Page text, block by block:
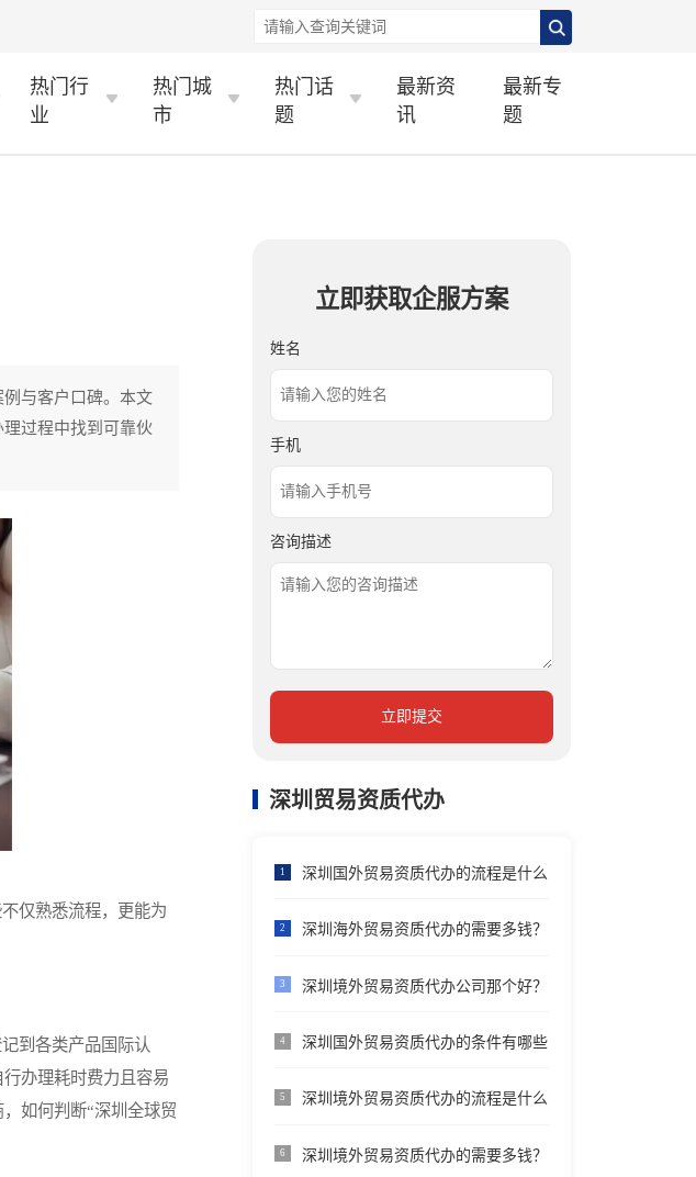
热门行
业
热门城
市
热门话
题
最新资
讯
最新专
题
与客户口碑。本文
过程中找到可靠伙
仅熟悉流程，更能为
到各类产品国际认
办理耗时费力且容易
如何判断“深圳全球贸
立即获取企服方案
姓名
手机
咨询描述
立即提交
深圳贸易资质代办
1 深圳国外贸易资质代办的流程是什么
2 深圳海外贸易资质代办的需要多钱？
3 深圳境外贸易资质代办公司那个好？
4 深圳国外贸易资质代办的条件有哪些
5 深圳境外贸易资质代办的流程是什么
6 深圳境外贸易资质代办的需要多钱？